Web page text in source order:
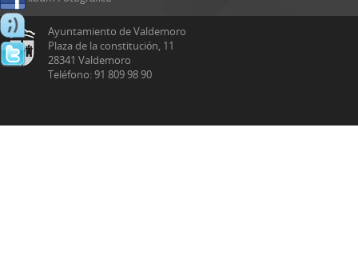
Ayuntamiento de Valdemoro
Plaza de la constitución, 11
28341 Valdemoro
Teléfono: 91 809 98 90